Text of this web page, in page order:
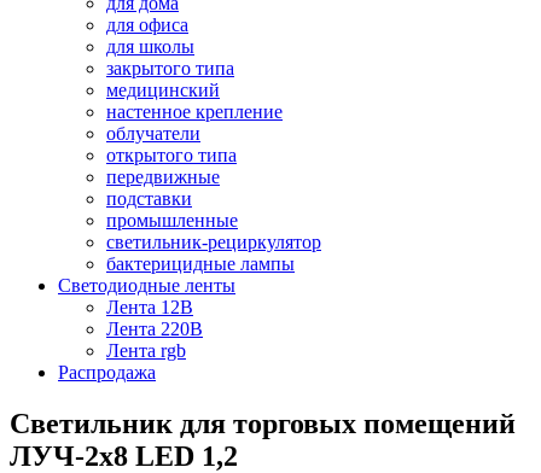
для офиса
для школы
закрытого типа
медицинский
настенное крепление
облучатели
открытого типа
передвижные
подставки
промышленные
светильник-рециркулятор
бактерицидные лампы
Светодиодные ленты
Лента 12В
Лента 220В
Лента rgb
Распродажа
Светильник для торговых помещений
ЛУЧ-2х8 LED 1,2